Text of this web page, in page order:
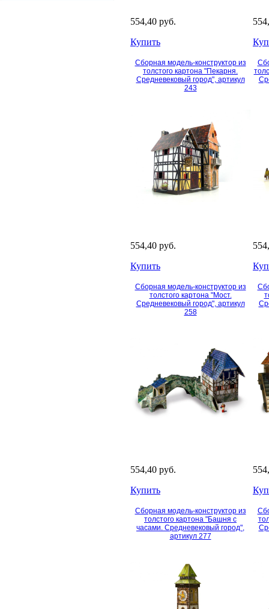
554,40 руб.
Купить
Сборная модель-конструктор из
толстого картона "Пекарня.
Средневековый город", артикул
243
554,40 руб.
Купить
Сборная модель-конструктор из
толстого картона "Мост.
Средневековый город", артикул
258
554,40 руб.
Купить
Сборная модель-конструктор из
толстого картона "Башня с
часами. Средневековый город",
артикул 277